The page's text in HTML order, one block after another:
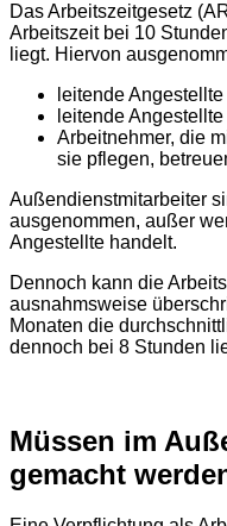
Das Arbeitszeitgesetz
Arbeitszeit bei 10
liegt. Hiervon
leitende
leitende
Arbeitnehmer, die
sie pflegen,
Außendienstmitarbeiter
ausgenommen, außer
Angestellte handelt.
Dennoch kann die
ausnahmsweise
Monaten die
dennoch bei 8 Stunden
Müssen im
gemacht